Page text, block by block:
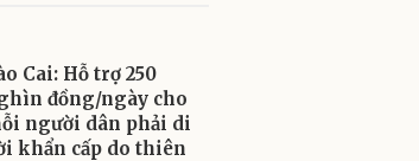
Cai: Hỗ trợ 250
đồng/ngày cho
người dân phải di
khẩn cấp do thiên